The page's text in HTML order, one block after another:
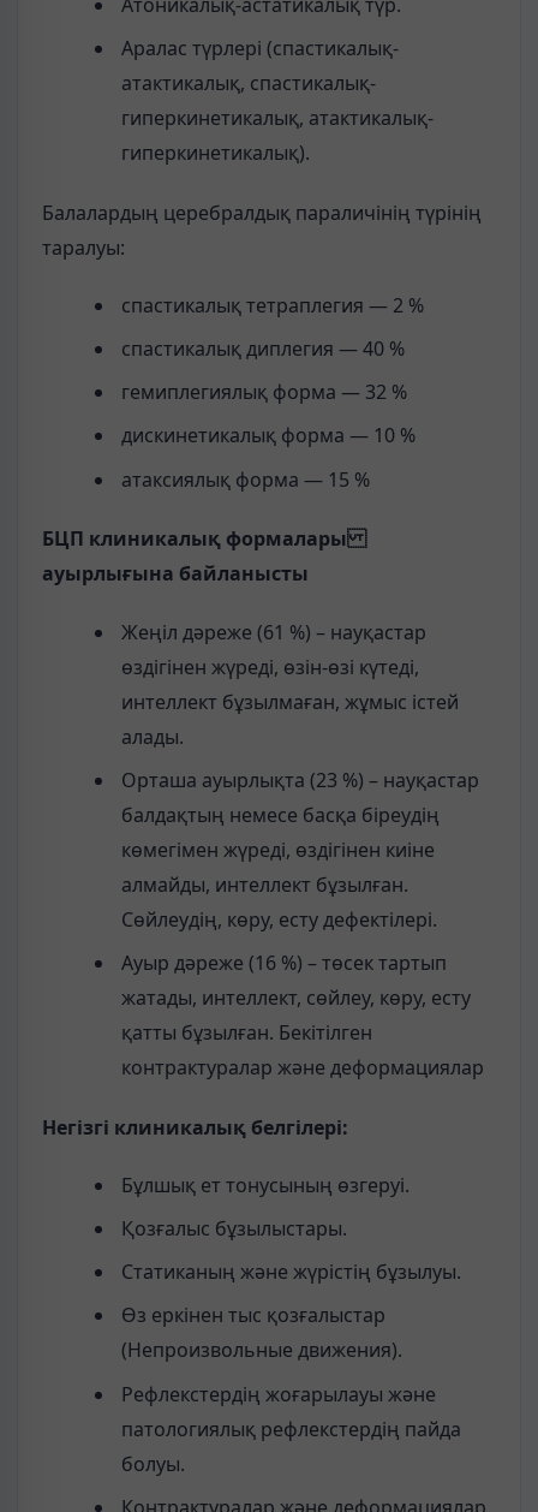
Аралас түрлері (спастикалық-
атактикалық, спастикалық-
гиперкинетикалық, атактикалық-
гиперкинетикалық).
Балалардың церебралдық параличінің түрінің
таралуы:
спастикалық тетраплегия — 2 %
спастикалық диплегия — 40 %
гемиплегиялық форма — 32 %
дискинетикалық форма — 10 %
атаксиялық форма — 15 %
БЦП клиникалық формалары
ауырлығына байланысты
Жеңіл дәреже (61 %) – науқастар
өздігінен жүреді, өзін-өзі күтеді,
интеллект бұзылмаған, жұмыс істей
алады.
Орташа ауырлықта (23 %) – науқастар
балдақтың немесе басқа біреудің
көмегімен жүреді, өздігінен киіне
алмайды, интеллект бұзылған.
Сөйлеудің, көру, есту дефектілері.
Ауыр дәреже (16 %) – төсек тартып
жатады, интеллект, сөйлеу, көру, есту
қатты бұзылған. Бекітілген
контрактуралар және деформациялар
Негізгі клиникалық белгілері:
Бұлшық ет тонусының өзгеруі.
Қозғалыс бұзылыстары.
Статиканың және жүрістің бұзылуы.
Өз еркінен тыс қозғалыстар
(Непроизвольные движения).
Рефлекстердің жоғарылауы және
патологиялық рефлекстердің пайда
болуы.